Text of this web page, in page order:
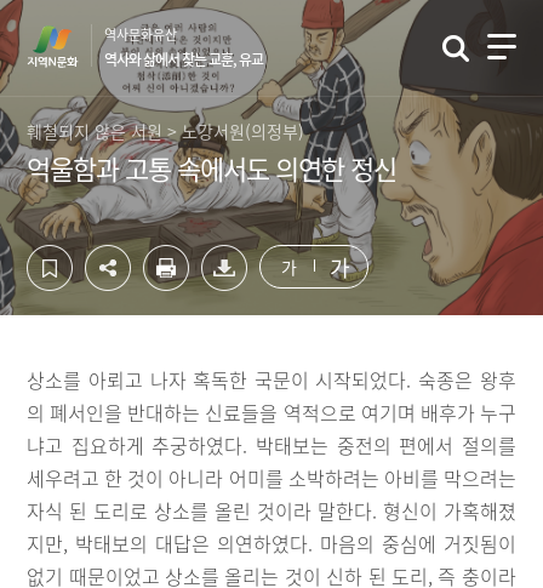
컨
텐
츠
영
역
바
로
가
기
하
단
영
역
바
로
가
기
역사문화유산
역사와 삶에서 찾는 교훈, 유교
훼철되지 않은 서원 > 노강서원(의정부)
억울함과 고통 속에서도 의연한 정신
가 가
상소를 아뢰고 나자 혹독한 국문이 시작되었다. 숙종은 왕후
의 폐서인을 반대하는 신료들을 역적으로 여기며 배후가 누구
냐고 집요하게 추궁하였다. 박태보는 중전의 편에서 절의를
세우려고 한 것이 아니라 어미를 소박하려는 아비를 막으려는
자식 된 도리로 상소를 올린 것이라 말한다. 형신이 가혹해졌
지만, 박태보의 대답은 의연하였다. 마음의 중심에 거짓됨이
없기 때문이었고 상소를 올리는 것이 신하 된 도리, 즉 충이라